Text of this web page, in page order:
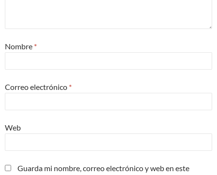
Nombre *
Correo electrónico *
Web
Guarda mi nombre, correo electrónico y web en este